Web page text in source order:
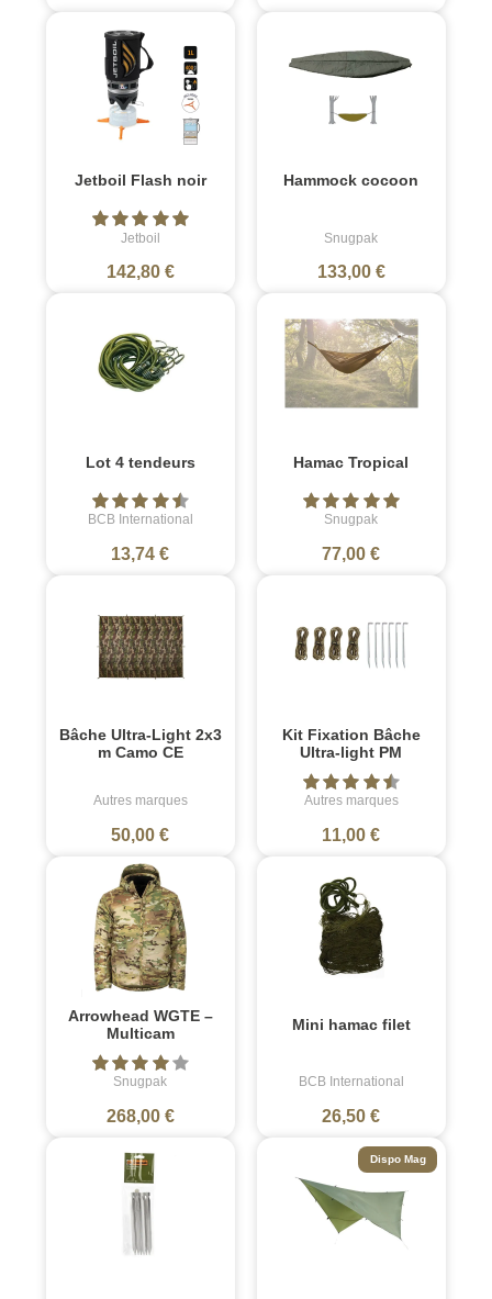
Jetboil Flash noir
Jetboil
142,80 €
Hammock cocoon
Snugpak
133,00 €
Lot 4 tendeurs
BCB International
13,74 €
Hamac Tropical
Snugpak
77,00 €
Bâche Ultra-Light 2x3
m Camo CE
Autres marques
50,00 €
Kit Fixation Bâche
Ultra-light PM
Autres marques
11,00 €
Arrowhead WGTE –
Multicam
Snugpak
268,00 €
Mini hamac filet
BCB International
26,50 €
Dispo Mag